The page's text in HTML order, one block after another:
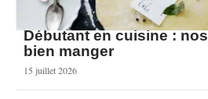
Débutant en cuisine :
bien manger
15 juillet 2026